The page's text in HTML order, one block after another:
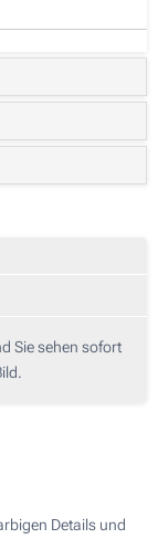
Sie sehen sofort
Details und